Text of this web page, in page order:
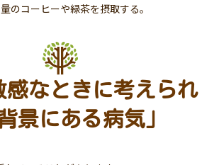
のコーヒーや緑茶を摂取する。
感なときに考えられ
景にある病気」